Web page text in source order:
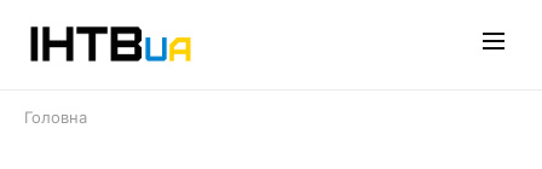
Головна